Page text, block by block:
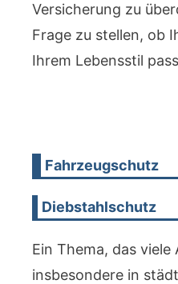
Versicherung zu
Frage zu stellen, ob
Ihrem Lebensstil
Fahrzeugschutz
Diebstahlschutz
Ein Thema, das viele
insbesondere in